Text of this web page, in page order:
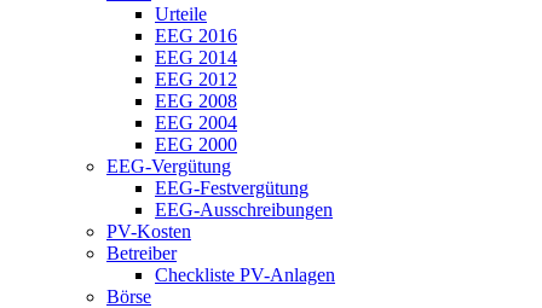
Urteile
EEG 2016
EEG 2014
EEG 2012
EEG 2008
EEG 2004
EEG 2000
EEG-Vergütung
EEG-Festvergütung
EEG-Ausschreibungen
PV-Kosten
Betreiber
Checkliste PV-Anlagen
Börse